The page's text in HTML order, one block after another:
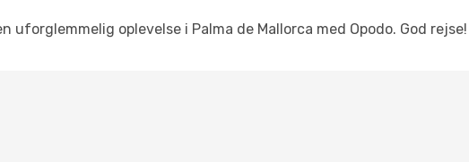
oplevelse i Palma de Mallorca med Opodo. God rejse!